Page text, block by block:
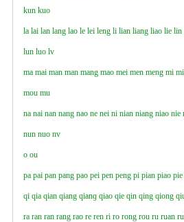
kun kuo
la lai lan lang lao le lei leng li lian liang liao lie lin
lun luo lv
ma mai man man mang mao mei men meng mi
mou mu
na nai nan nang nao ne nei ni nian niang niao nie
nun nuo nv
o ou
pa pai pan pang pao pei pen peng pi pian piao pie
qi qia qian qiang qianɡ qiao qie qin qing qiong
ra ran ran rang rao re ren ri ro rong rou ru ruan